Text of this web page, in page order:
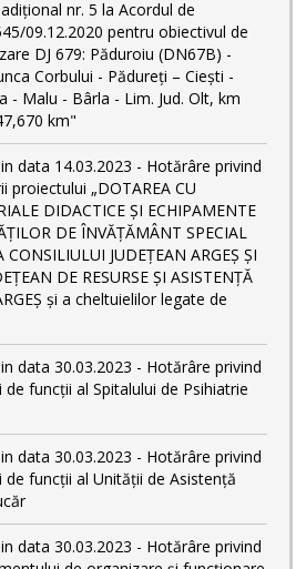
nr. 5 la Acordul de
09.12.2020 pentru obiectivul de
DJ 679: Păduroiu (DN67B) -
Corbului - Pădureți – Ciești -
- Malu - Bârla - Lim. Jud. Olt, km
km"
data 14.03.2023 - Hotărâre privind
proiectului „DOTAREA CU
DIDACTICE ȘI ECHIPAMENTE
DE ÎNVĂȚĂMÂNT SPECIAL
JUDEȚEAN ARGEȘ ȘI
DE RESURSE ȘI ASISTENȚĂ
și a cheltuielilor legate de
data 30.03.2023 - Hotărâre privind
funcţii al Spitalului de Psihiatrie
data 30.03.2023 - Hotărâre privind
de funcții al Unității de Asistență
data 30.03.2023 - Hotărâre privind